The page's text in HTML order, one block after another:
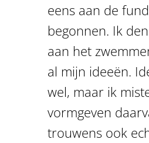
eens aan de
begonnen. Ik
aan het
al mijn ideeën.
wel, maar ik
vormgeven
trouwens ook